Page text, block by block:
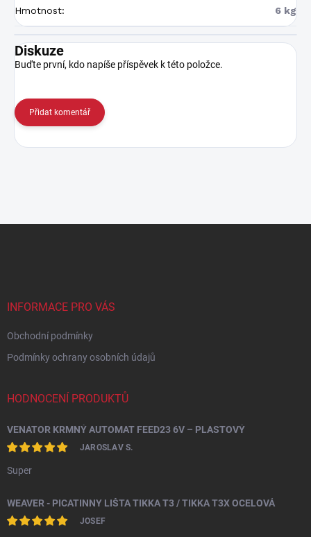
Hmotnost: 6 kg
Diskuze
Buďte první, kdo napíše příspěvek k této položce.
Přidat komentář
INFORMACE PRO VÁS
Obchodní podmínky
Podmínky ochrany osobních údajů
HODNOCENÍ PRODUKTŮ
VENATOR KRMNÝ AUTOMAT FEED23 6V – PLASTOVÝ
JAROSLAV S.
Super
WEAVER - PICATINNY LIŠTA TIKKA T3 / TIKKA T3X OCELOVÁ
JOSEF